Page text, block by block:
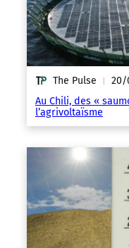
The Pulse | 20/
Au Chili, des «
l’agrivoltaïsme